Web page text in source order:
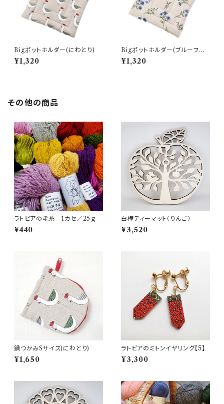
Bigポットホルダー(にわとり)
¥1,320
Bigポットホルダー(ブルーフラ
ワー)
¥1,320
その他の商品
ラトビアの毛糸 1カセ／25ｇ
¥440
白樺ティーマット〈りんご〉
¥3,520
鍋つかみSサイズ(にわとり)
¥1,650
ラトビアのミトンイヤリング【5】
¥3,300